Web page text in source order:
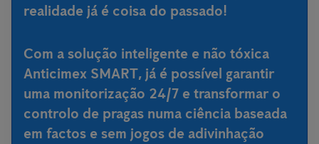
realidade já é coisa do passado!
Com a solução inteligente e não tóxica
Anticimex SMART, já é possível garantir
uma monitorização 24/7 e transformar o
controlo de pragas numa ciência baseada
em factos e sem jogos de adivinhação